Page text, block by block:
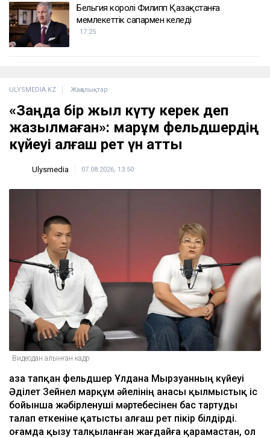
Бельгия королі Филипп Қазақстанға
мемлекеттік сапармен келеді
17:25
ULYSMEDIA.KZ Жаңалықтар
«Заңда бір жыл күту керек деп
жазылмаған»: марқұм фельдшердің
күйеуі алғаш рет үн қатты
Ulysmedia 07.08.2026, 13:50
Видеодан алынған кадр
Қаза тапқан фельдшер Ұлдана Мырзуанның күйеуі
Әділет Зейнел марқұм әйелінің анасы қылмыстық іс
бойынша жәбірленуші мәртебесінен бас тартуды
талап еткеніне қатысты алғаш рет пікір білдірді.
Қоғамда қызу талқыланған жағдайға қарамастан, ол